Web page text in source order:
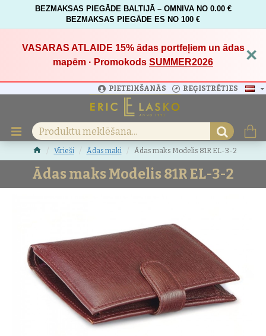
BEZMAKSAS PIEGĀDE BALTIJĀ – OMNIVA NO 0.00 €
BEZMAKSAS PIEGĀDE ES NO 100 €
VASARAS ATLAIDE 15%ādas portfeļiem un ādas
mapēm · Promokods SUMMER2026 ×
PIETEIKŠANĀS REĢISTRĒTIES
Vīrieši Ādas maki Ādas maks Modelis 81R EL-3-2
Ādas maks Modelis 81R EL-3-2